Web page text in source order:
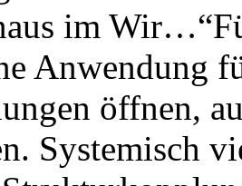
im Wir…“
Anwendung
öffnen,
Systemisch